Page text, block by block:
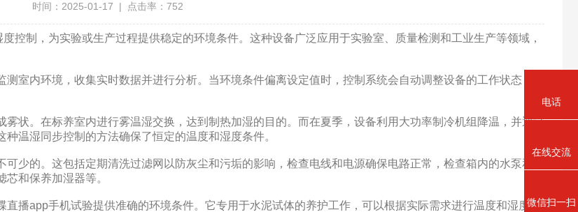
时间：2025-01-17 | 点击率：752
，为实验或生产过程提供稳定的环境条件。这种设备广泛应用于实验室、质量检测和工业生产等领域，
境，收集实时数据并进行分析。当环境条件偏离设定值时，控制系统会自动调整设备的工作状态，如
。在标养室内进行雾温湿交换，达到制热加湿的目的。而在夏季，设备利用大功率制冷机组降温，并通过
这种温湿同步控制的方法确保了恒定的温度和湿度条件。
的。这包括定期清洗过滤网以防灰尘和污垢的影响，检查电线和电源确保电路正常，检查箱内的水泵和加
和保养加湿器等。
播app手机试验提供准确的环境条件。它专用于水泥试体的养护工作，可以根据实际需求进行温度和湿度的
电话
在线交流
微信扫一扫